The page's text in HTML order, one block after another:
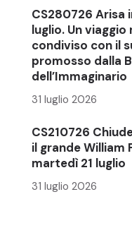
CS280726 Arisa
luglio. Un
condiviso con il
promosso dalla
dell’Immaginario
31 luglio 2026
CS210726
il grande William
martedì 21 luglio
31 luglio 2026